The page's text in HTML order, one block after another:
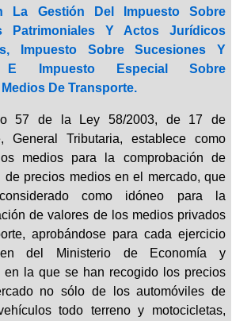
La Gestión Del Impuesto Sobre
Patrimoniales Y Actos Jurídicos
Impuesto Sobre Sucesiones Y
E Impuesto Especial Sobre
De Transporte.
57 de la Ley 58/2003, de 17 de
General Tributaria, establece como
medios para la comprobación de
de precios medios en el mercado, que
como idóneo para la
de valores de los medios privados
aprobándose para cada ejercicio
del Ministerio de Economía y
en la que se han recogido los precios
no sólo de los automóviles de
todo terreno y motocicletas,